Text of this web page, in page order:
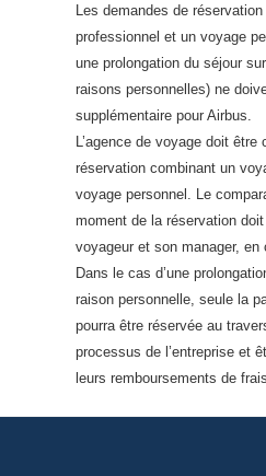
Les demandes de
professionnel et un voyage
une prolongation du séjour
raisons personnelles) ne
supplémentaire pour Airbus.
L’agence de voyage doit
réservation combinant un
voyage personnel. Le
moment de la réservation
voyageur et son manager, en
Dans le cas d’une
raison personnelle, seule la
pourra être réservée au
processus de l’entreprise et
leurs remboursements de